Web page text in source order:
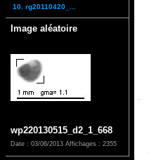
10. rg20110420_...
Image aléatoire
wp220130515_d2_1_668
Date : 03/06/2013 Affichages : 2355